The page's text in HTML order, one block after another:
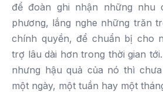
để đoàn ghi nhận những nhu
phương, lắng nghe những trăn
chính quyền, để chuẩn bị cho
trợ lâu dài hơn trong thời gian
nhưng hậu quả của nó thì
một ngày, một tuần hay một